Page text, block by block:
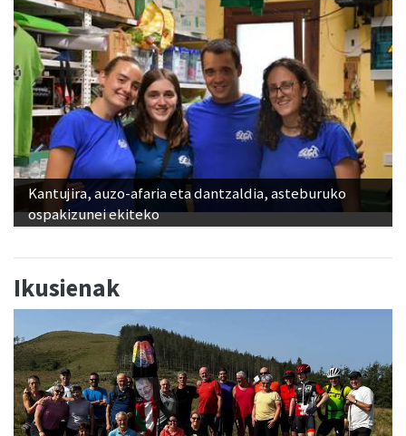
Kantujira, auzo-afaria eta dantzaldia, asteburuko
ospakizunei ekiteko
Ikusienak